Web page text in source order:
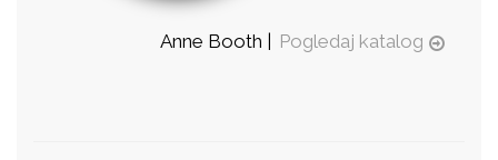
Anne Booth | Pogledaj katalog